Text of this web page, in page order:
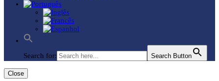
Search for: Search Button
Close